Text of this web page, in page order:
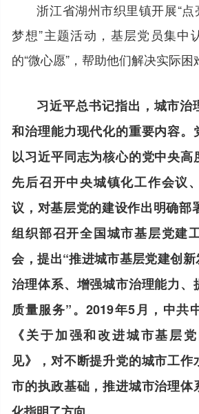
浙江省湖州市织里镇开展“
梦想”主题活动，基层党员集中
的“微心愿”，帮助他们解决实际
习近平总书记指出，城市治
和治理能力现代化的重要内容。
以习近平同志为核心的党中央高
先后召开中央城镇化工作会议
议，对基层党的建设作出明确部
组织部召开全国城市基层党建
会，提出“推进城市基层党建创
治理体系、增强城市治理能力、
质量服务”。2019年5月，中共
《关于加强和改进城市基层
见》，对不断提升党的城市工作
市的执政基础，推进城市治理体